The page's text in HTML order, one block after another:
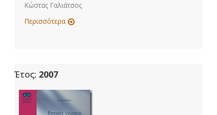
Κώστας Γαλιάτσος
Περισσότερα
Έτος: 2007